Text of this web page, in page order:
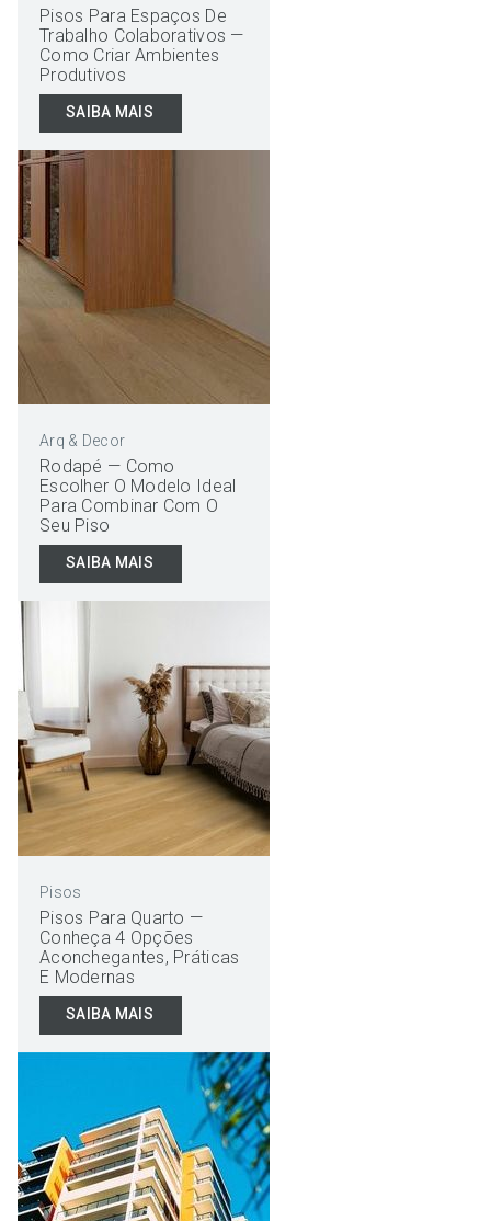
Pisos Para Espaços De
Trabalho Colaborativos —
Como Criar Ambientes
Produtivos
SAIBA MAIS
Arq & Decor
Rodapé — Como
Escolher O Modelo Ideal
Para Combinar Com O
Seu Piso
SAIBA MAIS
Pisos
Pisos Para Quarto —
Conheça 4 Opções
Aconchegantes, Práticas
E Modernas
SAIBA MAIS